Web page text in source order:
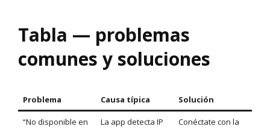
Tabla — problemas
comunes y soluciones
Problema Causa típica Solución
“No disponible en
La app detecta IP
Conéctate con la